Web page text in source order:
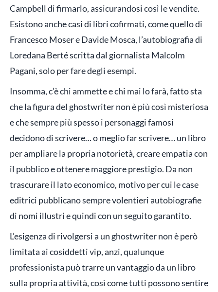
Campbell di firmarlo, assicurandosi così le vendite.
Esistono anche casi di libri cofirmati, come quello di
Francesco Moser e Davide Mosca, l’autobiografia di
Loredana Berté scritta dal giornalista Malcolm
Pagani, solo per fare degli esempi.
Insomma, c’è chi ammette e chi mai lo farà, fatto sta
che la figura del ghostwriter non è più così misteriosa
e che sempre più spesso i personaggi famosi
decidono di scrivere… o meglio far scrivere… un libro
per ampliare la propria notorietà, creare empatia con
il pubblico e ottenere maggiore prestigio. Da non
trascurare il lato economico, motivo per cui le case
editrici pubblicano sempre volentieri autobiografie
di nomi illustri e quindi con un seguito garantito.
L’esigenza di rivolgersi a un ghostwriter non è però
limitata ai cosiddetti vip, anzi, qualunque
professionista può trarre un vantaggio da un libro
sulla propria attività, così come tutti possono sentire